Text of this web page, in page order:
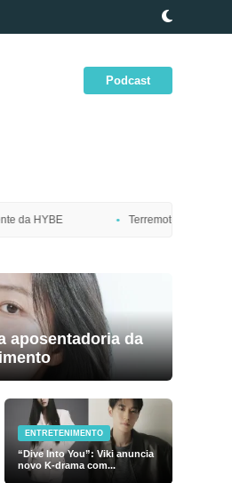
Podcast
de magnitude 7,7 atinge costa nordeste do
aposentadoria da
ENTRETENIMENTO
“Dive Into You”: Viki anuncia
novo K-drama com...